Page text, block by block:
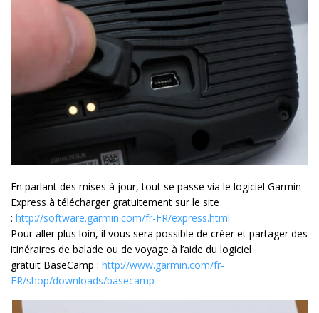
En parlant des mises à jour, tout se passe via le logiciel Garmin
Express à télécharger gratuitement sur le site
: http://software.garmin.com/fr-FR/express.html
Pour aller plus loin, il vous sera possible de créer et partager des
itinéraires de balade ou de voyage à l’aide du logiciel
gratuit BaseCamp : http://www.garmin.com/fr-
FR/shop/downloads/basecamp